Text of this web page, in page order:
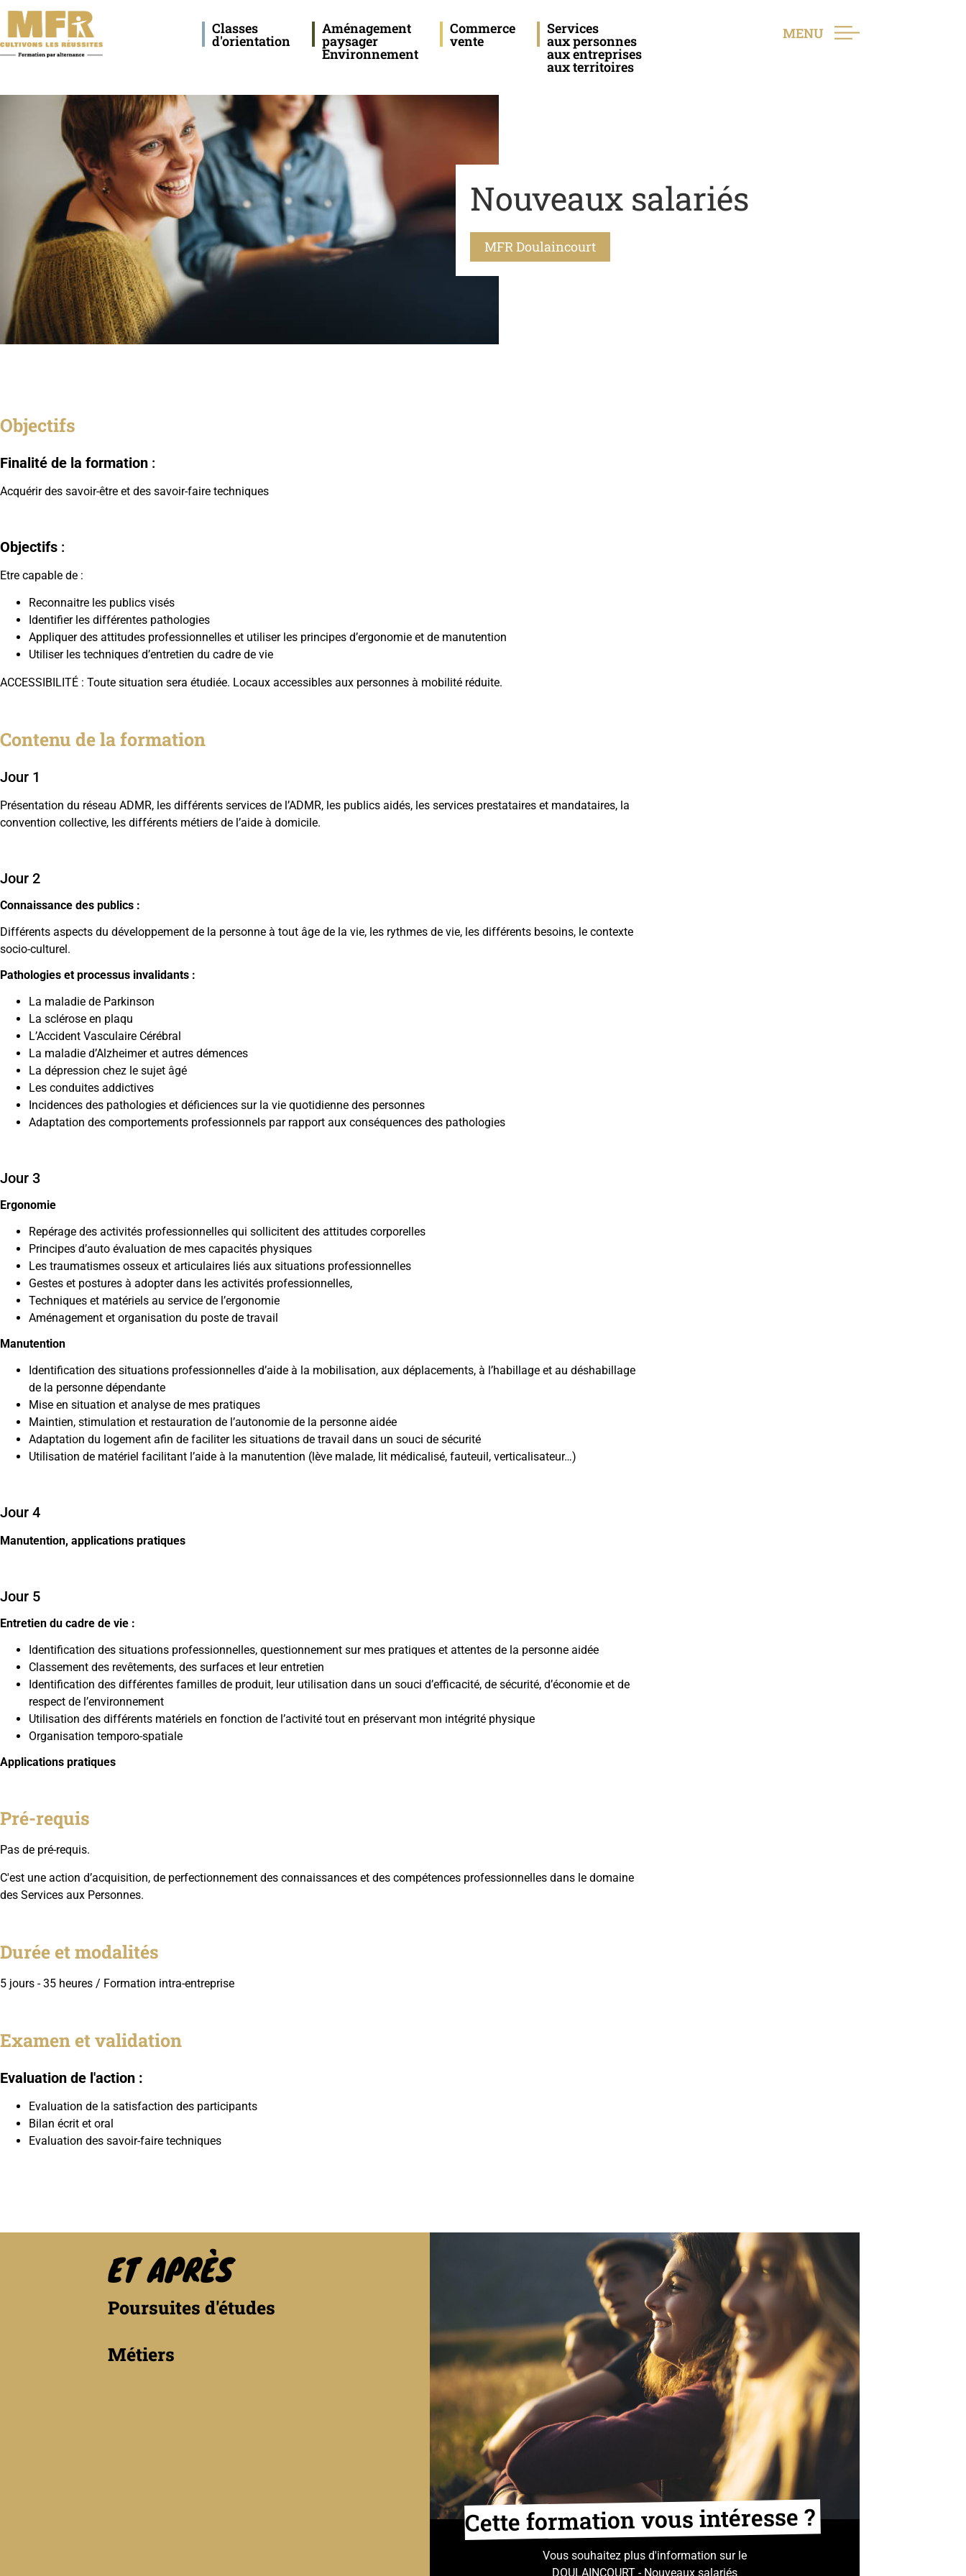
Classes
d'orientation
Aménagement
paysager
Environnement
Commerce
vente
Services
aux personnes
aux entreprises
aux territoires
MENU
Nouveaux salariés
MFR Doulaincourt
Objectifs
Finalité de la formation :
Acquérir des savoir-être et des savoir-faire techniques
Objectifs :
Etre capable de :
Reconnaitre les publics visés
Identifier les différentes pathologies
Appliquer des attitudes professionnelles et utiliser les principes d’ergonomie et de manutention
Utiliser les techniques d’entretien du cadre de vie
ACCESSIBILITÉ : Toute situation sera étudiée. Locaux accessibles aux personnes à mobilité réduite.
Contenu de la formation
Jour 1
Présentation du réseau ADMR, les différents services de l’ADMR, les publics aidés, les services prestataires et mandataires, la
convention collective, les différents métiers de l’aide à domicile.
Jour 2
Connaissance des publics :
Différents aspects du développement de la personne à tout âge de la vie, les rythmes de vie, les différents besoins, le contexte
socio-culturel.
Pathologies et processus invalidants :
La maladie de Parkinson
La sclérose en plaqu
L’Accident Vasculaire Cérébral
La maladie d’Alzheimer et autres démences
La dépression chez le sujet âgé
Les conduites addictives
Incidences des pathologies et déficiences sur la vie quotidienne des personnes
Adaptation des comportements professionnels par rapport aux conséquences des pathologies
Jour 3
Ergonomie
Repérage des activités professionnelles qui sollicitent des attitudes corporelles
Principes d’auto évaluation de mes capacités physiques
Les traumatismes osseux et articulaires liés aux situations professionnelles
Gestes et postures à adopter dans les activités professionnelles,
Techniques et matériels au service de l’ergonomie
Aménagement et organisation du poste de travail
Manutention
Identification des situations professionnelles d’aide à la mobilisation, aux déplacements, à l’habillage et au déshabillage
de la personne dépendante
Mise en situation et analyse de mes pratiques
Maintien, stimulation et restauration de l’autonomie de la personne aidée
Adaptation du logement afin de faciliter les situations de travail dans un souci de sécurité
Utilisation de matériel facilitant l’aide à la manutention (lève malade, lit médicalisé, fauteuil, verticalisateur…)
Jour 4
Manutention, applications pratiques
Jour 5
Entretien du cadre de vie :
Identification des situations professionnelles, questionnement sur mes pratiques et attentes de la personne aidée
Classement des revêtements, des surfaces et leur entretien
Identification des différentes familles de produit, leur utilisation dans un souci d’efficacité, de sécurité, d’économie et de
respect de l’environnement
Utilisation des différents matériels en fonction de l’activité tout en préservant mon intégrité physique
Organisation temporo-spatiale
Applications pratiques
Pré-requis
Pas de pré-requis.
C'est une action d’acquisition, de perfectionnement des connaissances et des compétences professionnelles dans le domaine
des Services aux Personnes.
Durée et modalités
5 jours - 35 heures / Formation intra-entreprise
Examen et validation
Evaluation de l'action :
Evaluation de la satisfaction des participants
Bilan écrit et oral
Evaluation des savoir-faire techniques
ET APRÈS
Poursuites d'études
Métiers
Cette formation vous intéresse ?
Vous souhaitez plus d'information sur le
DOULAINCOURT - Nouveaux salariés